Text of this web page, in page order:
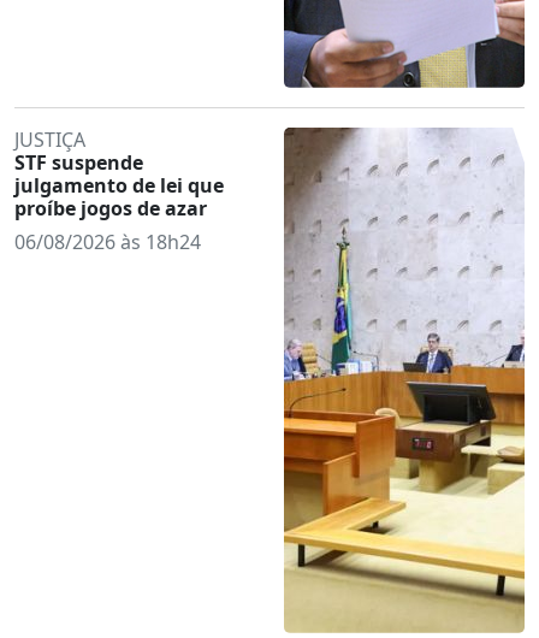
JUSTIÇA
STF suspende
julgamento de lei que
proíbe jogos de azar
06/08/2026 às 18h24